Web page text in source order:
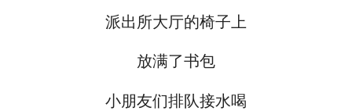
派出所大厅的椅子上
放满了书包
小朋友们排队接水喝